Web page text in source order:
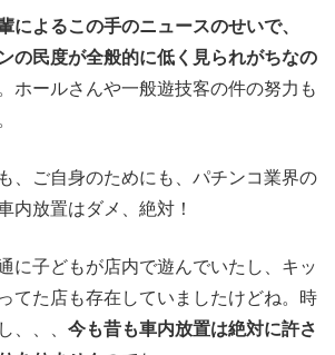
によるこの手のニュースのせいで、
の民度が全般的に低く見られがちなの
ホールさんや一般遊技客の件の努力も
、ご自身のためにも、パチンコ業界の
内放置はダメ、絶対！
に子どもが店内で遊んでいたし、キッ
てた店も存在していましたけどね。時
、、、 今も昔も車内放置は絶対に許さ